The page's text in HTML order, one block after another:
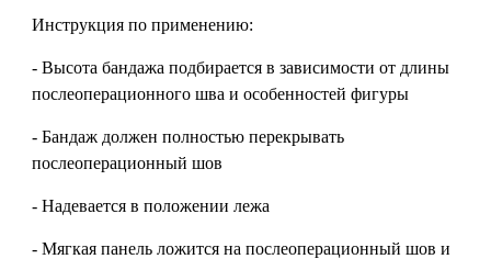
Инструкция по применению:
- Высота бандажа подбирается в зависимости от длины
послеоперационного шва и особенностей фигуры
- Бандаж должен полностью перекрывать
послеоперационный шов
- Надевается в положении лежа
- Мягкая панель ложится на послеоперационный шов и